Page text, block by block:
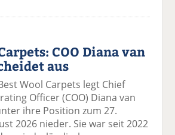
COO Diana van
aus
Wool Carpets legt Chief
Officer (COO) Diana van
ihre Position zum 27.
2026 nieder. Sie war seit 2022